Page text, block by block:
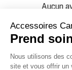
Aucun